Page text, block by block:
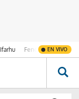
Ifarhu Fenómeno de El
EN VIVO